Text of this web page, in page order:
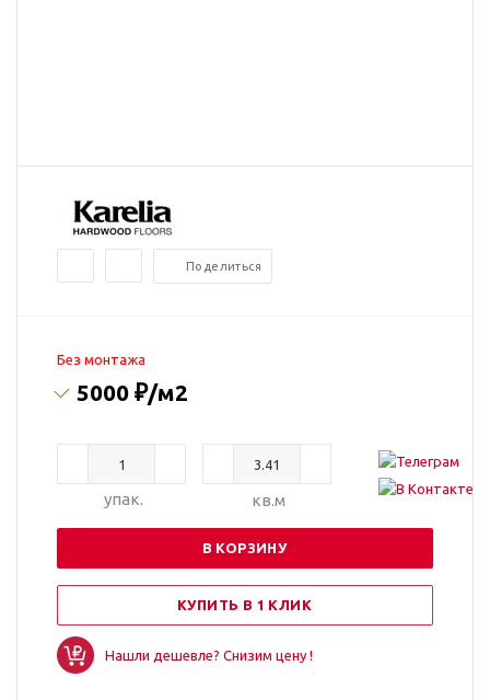
Поделиться
Без монтажа
5000 ₽/м2
упак. кв.м
В КОРЗИНУ
КУПИТЬ В 1 КЛИК
Нашли дешевле? Снизим цену !